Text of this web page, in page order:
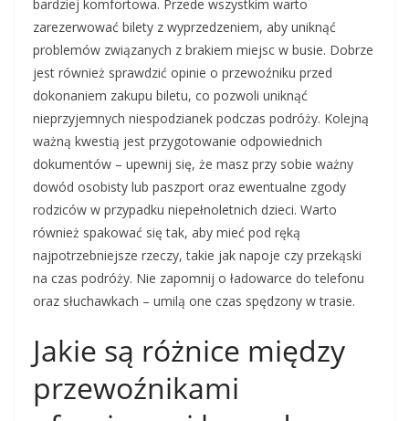
bardziej komfortowa. Przede wszystkim warto
zarezerwować bilety z wyprzedzeniem, aby uniknąć
problemów związanych z brakiem miejsc w busie. Dobrze
jest również sprawdzić opinie o przewoźniku przed
dokonaniem zakupu biletu, co pozwoli uniknąć
nieprzyjemnych niespodzianek podczas podróży. Kolejną
ważną kwestią jest przygotowanie odpowiednich
dokumentów – upewnij się, że masz przy sobie ważny
dowód osobisty lub paszport oraz ewentualne zgody
rodziców w przypadku niepełnoletnich dzieci. Warto
również spakować się tak, aby mieć pod ręką
najpotrzebniejsze rzeczy, takie jak napoje czy przekąski
na czas podróży. Nie zapomnij o ładowarce do telefonu
oraz słuchawkach – umilą one czas spędzony w trasie.
Jakie są różnice między
przewoźnikami